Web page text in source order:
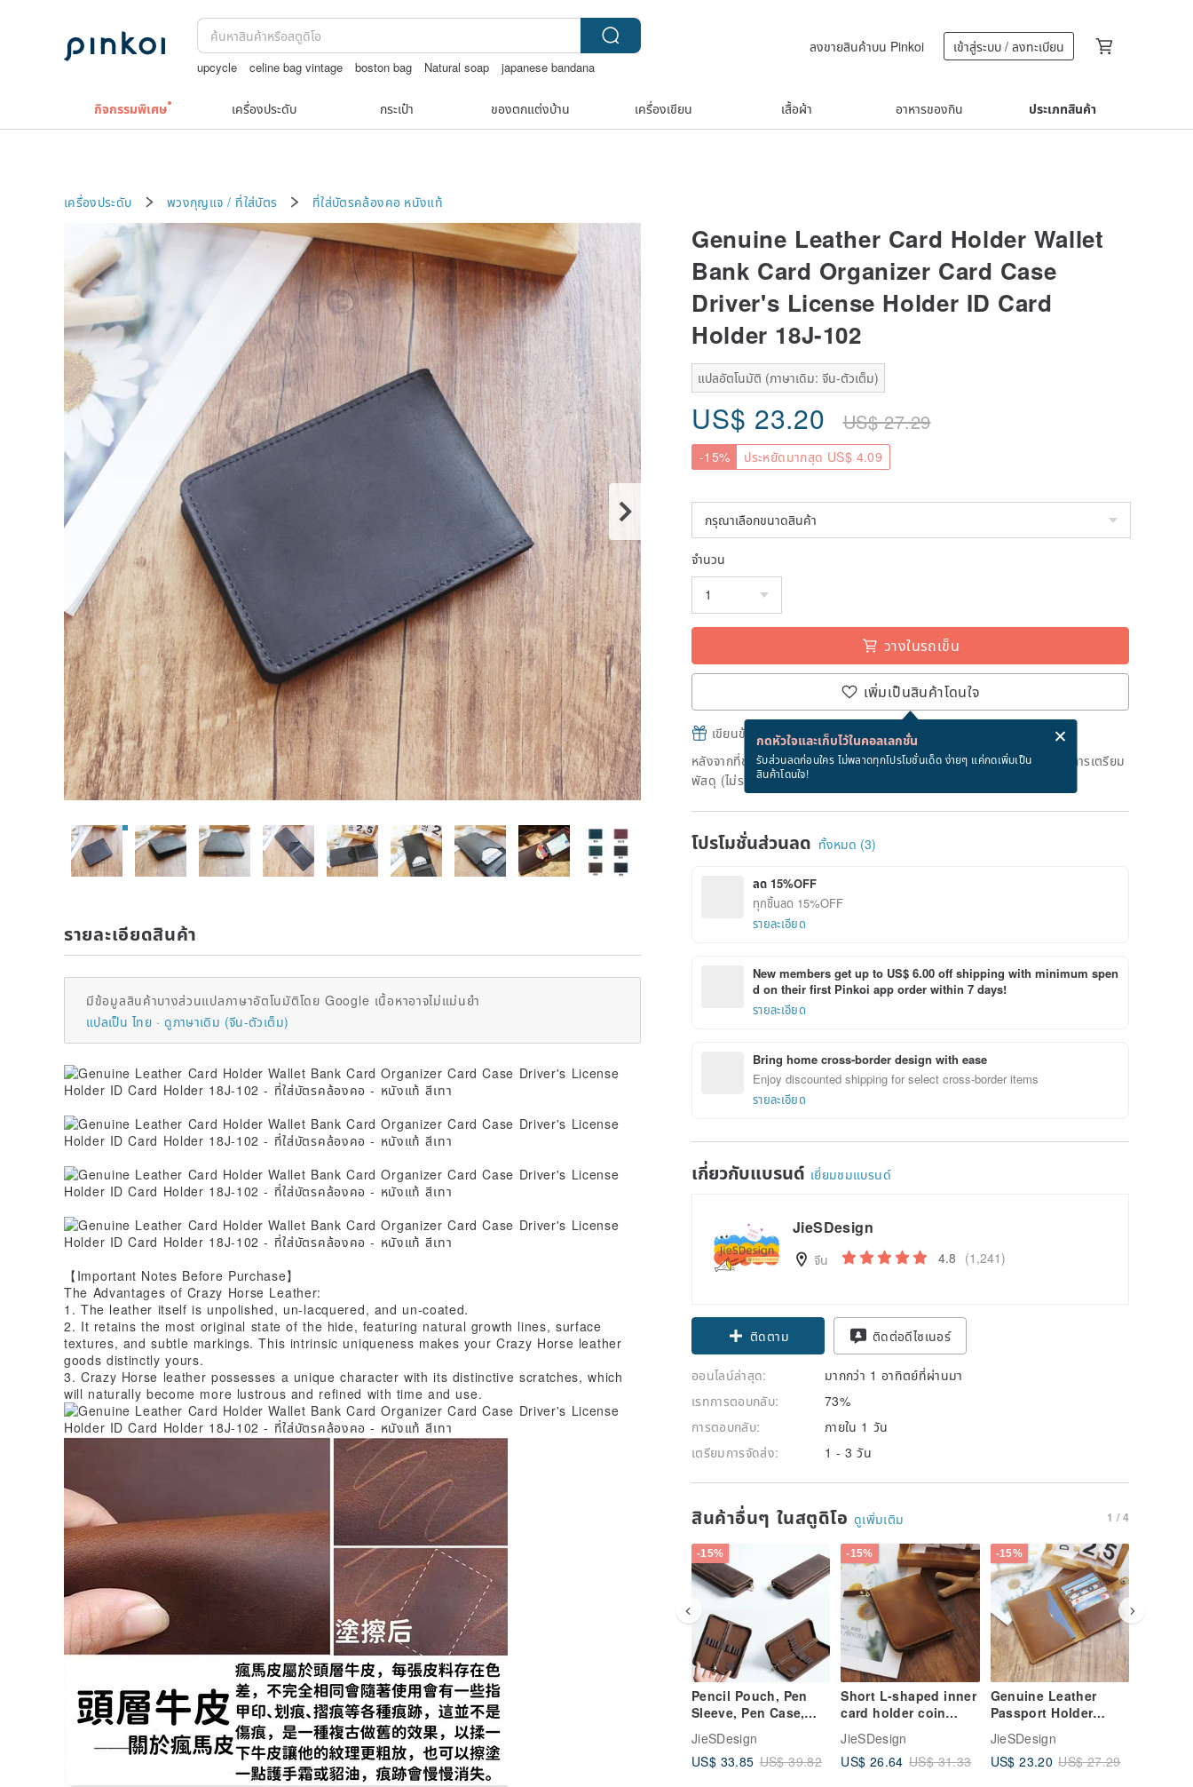
upcycle celine bag vintage boston bag Natural soap
japanese bandana
ลงขายสินค้าบน Pinkoi เข้าสู่ระบบ / ลงทะเบียน
กิจกรรมพิเศษ เครื่องประดับ กระเป๋า ของตกแต่งบ้าน เครื่องเขียน เสื้อผ้า อาหารของกิน ประเภทสินค้า
เครื่องประดับ พวงกุญแจ / ที่ใส่บัตร ที่ใส่บัตรคล้องคอ หนังแท้
Genuine Leather Card Holder Wallet
Bank Card Organizer Card Case
Driver's License Holder ID Card
Holder 18J-102
แปลอัตโนมัติ (ภาษาเดิม: จีน-ตัวเต็ม)
US$ 23.20 US$27.29
-15% ประหยัดมากสุด US$ 4.09
จำนวน
วางในรถเข็น
เพิ่มเป็นสินค้าโดนใจ
กดหัวใจและเก็บไว้ในคอลเลกชั่น
รับส่วนลดก่อนใคร ไม่พลาดทุกโปรโมชั่นเด็ด ง่ายๆ แค่กดเพิ่มเป็น
สินค้าโดนใจ!
เขียนข้อความและส่ง eCard ฟรีเมื่อซื้อสินค้า!
หลังจากที่ชำระเงินถึงวันที่จะจัดส่งสินค้า จะใช้เวลาประมาณ 3 วันทางการในการเตรียม
พัสดุ (ไม่รวมวันหยุด)
โปรโมชั่นส่วนลด ทั้งหมด (3)
ลด 15%OFF
ทุกชิ้นลด 15%OFF
รายละเอียด
New members get up to US$ 6.00 off shipping with minimum spen
d on their first Pinkoi app order within 7 days!
รายละเอียด
Bring home cross-border design with ease
Enjoy discounted shipping for select cross-border items
รายละเอียด
เกี่ยวกับแบรนด์ เยี่ยมชมแบรนด์
JieSDesign
จีน 4.8 (1,241)
ติดตาม ติดต่อดีไซเนอร์
ออนไลน์ล่าสุด:
มากกว่า 1 อาทิตย์ที่ผ่านมา
เรทการตอบกลับ:
73%
การตอบกลับ:
ภายใน 1 วัน
เตรียมการจัดส่ง:
1 - 3 วัน
สินค้าอื่นๆ ในสตูดิโอ ดูเพิ่มเติม 1 / 4
-15%
Pencil Pouch, Pen
Sleeve, Pen Case,
Fountain Pen Holder,
Leather Pencil Case,
Stationery, Organizer
JieSDesign
US$ 33.85 US$ 39.82
-15%
Short L-shaped inner
card holder coin
purse zipper short
clip crazy horse
leather zipper wallet
JieSDesign
US$ 26.64 US$ 31.33
-15%
Genuine Leather
Passport Holder
Passport Cover
Registration
Certificate Passport
JieSDesign
US$ 23.20 US$ 27.29
รายละเอียดสินค้า
มีข้อมูลสินค้าบางส่วนแปลภาษาอัตโนมัติโดย Google เนื้อหาอาจไม่แม่นยำ
แปลเป็น ไทย
ดูภาษาเดิม (จีน-ตัวเต็ม)
【Important Notes Before Purchase】
The Advantages of Crazy Horse Leather:
1. The leather itself is unpolished, un-lacquered, and un-coated.
2. It retains the most original state of the hide, featuring natural growth lines, surface
textures, and subtle markings. This intrinsic uniqueness makes your Crazy Horse leather
goods distinctly yours.
3. Crazy Horse leather possesses a unique character with its distinctive scratches, which
will naturally become more lustrous and refined with time and use.